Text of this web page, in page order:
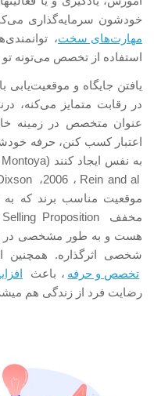
خودشون سرمایه‌گذاری
مهارت‌های سخت،
استفاده از تخصص می‌تونه تو
یافتن جایگاه و موقعیت‌یابی
در رقابت متمایز می‌کنه،
عنوان متخصص در زمینه
اعتبار کسب کنن، حرفه
به نفس ایجاد کنند (Montoya
Rein and al ، 2006،
موقعیت مناسب برند که
مخفف
Proposition
هست و به طور مشخصی در
شخصی اثرگذاره. همچنین
تخصص و حرفه ، باعث
رضایت فرد از زندگی هم